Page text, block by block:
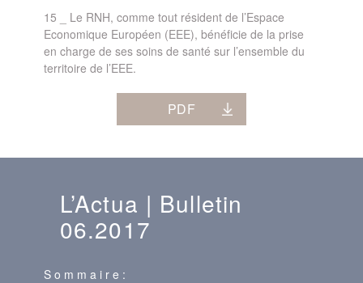
15 _ Le RNH, comme tout résident de l’Espace
Economique Européen (EEE), bénéficie de la prise
en charge de ses soins de santé sur l’ensemble du
territoire de l’EEE.
PDF
L’Actua | Bulletin
06.2017
S o m m a i r e :